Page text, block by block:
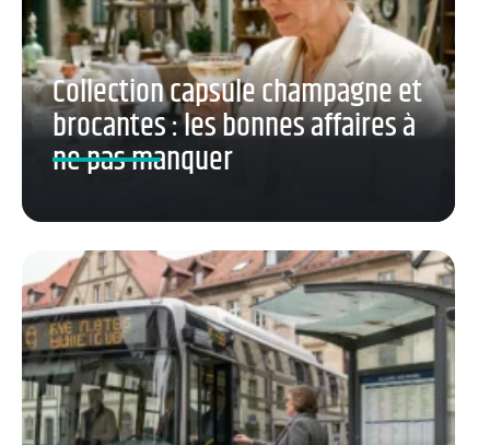
Collection capsule champagne et
brocantes : les bonnes affaires à
ne pas manquer